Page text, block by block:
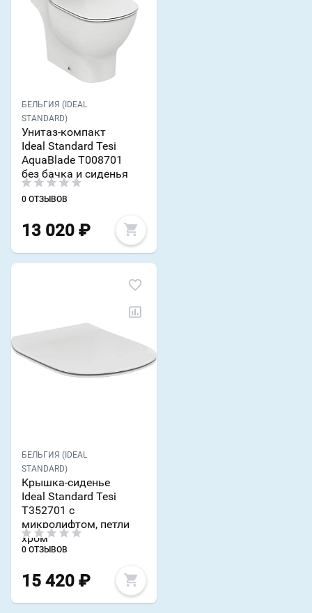
БЕЛЬГИЯ (IDEAL
STANDARD)
Унитаз-компакт
Ideal Standard Tesi
AquaBlade T008701
без бачка и сиденья
0 ОТЗЫВОВ
13 020 ₽
БЕЛЬГИЯ (IDEAL
STANDARD)
Крышка-сиденье
Ideal Standard Tesi
T352701 с
микролифтом, петли
хром
0 ОТЗЫВОВ
15 420 ₽